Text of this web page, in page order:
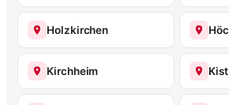
Holzkirchen
Kirchheim Kist